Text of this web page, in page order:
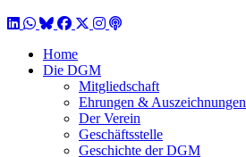
LinkedIn
WhatsApp
BlueSky
Facebook
X / Twitter
Instagram
Podcast
Home
Die DGM
Mitgliedschaft
Ehrungen & Auszeichnungen
Der Verein
Geschäftsstelle
Geschichte der DGM